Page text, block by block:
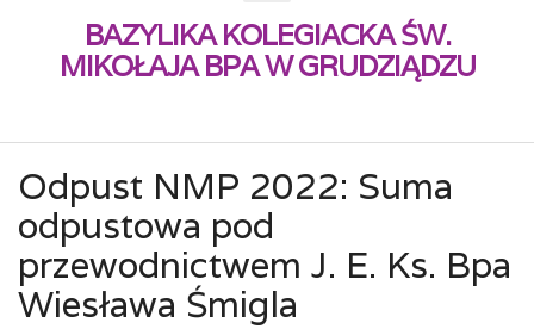
BAZYLIKA KOLEGIACKA ŚW.
MIKOŁAJA BPA W GRUDZIĄDZU
Odpust NMP 2022: Suma
odpustowa pod
przewodnictwem J. E. Ks. Bpa
Wiesława Śmigla